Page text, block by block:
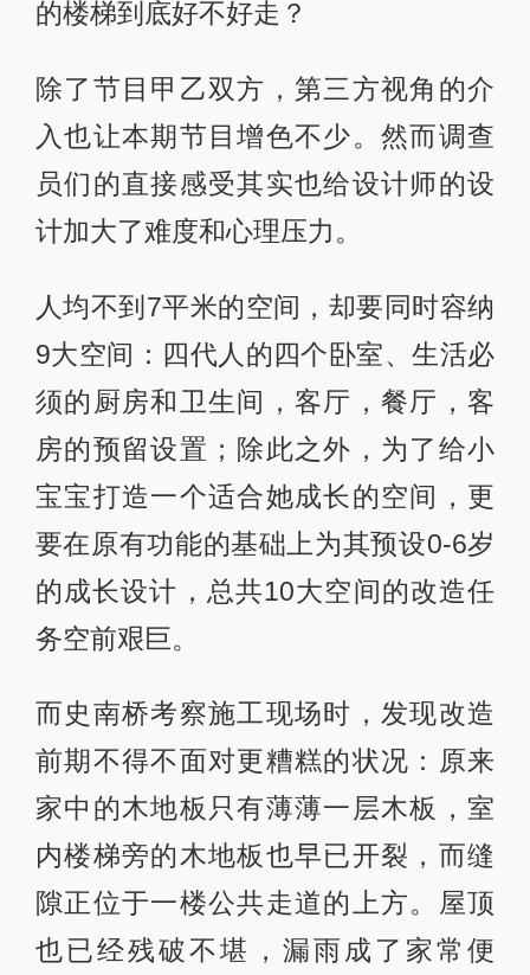
的楼梯到底好不好走？
除了节目甲乙双方，第三方视角的介
入也让本期节目增色不少。然而调查
员们的直接感受其实也给设计师的设
计加大了难度和心理压力。
人均不到7平米的空间，却要同时容纳
9大空间：四代人的四个卧室、生活必
须的厨房和卫生间，客厅，餐厅，客
房的预留设置；除此之外，为了给小
宝宝打造一个适合她成长的空间，更
要在原有功能的基础上为其预设0-6岁
的成长设计，总共10大空间的改造任
务空前艰巨。
而史南桥考察施工现场时，发现改造
前期不得不面对更糟糕的状况：原来
家中的木地板只有薄薄一层木板，室
内楼梯旁的木地板也早已开裂，而缝
隙正位于一楼公共走道的上方。屋顶
也已经残破不堪，漏雨成了家常便